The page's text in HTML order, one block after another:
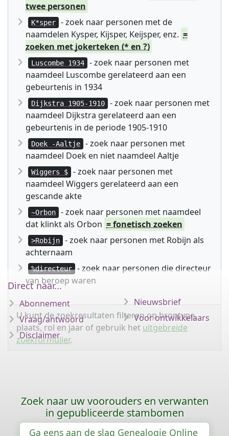
twee personen
K*sper
- zoek naar personen met de
naamdelen Kysper, Kijsper, Keijsper, enz. =
zoeken met jokerteken (* en ?)
Luscombe 1934
- zoek naar personen met
naamdeel Luscombe gerelateerd aan een
gebeurtenis in 1934
Dijkstra 1905-1910
- zoek naar personen met
naamdeel Dijkstra gerelateerd aan een
gebeurtenis in de periode 1905-1910
Doek -Aaltje
- zoek naar personen met
naamdeel Doek en niet naamdeel Aaltje
Wiggers $
- zoek naar personen met
naamdeel Wiggers gerelateerd aan een
gescande akte
~Orbon
- zoek naar personen met naamdeel
dat klinkt als Orbon = fonetisch zoeken
>Robijn
- zoek naar personen met Robijn als
achternaam
%directeur
- zoek naar personen die directeur
van beroep waren
U kunt de zoekresultaten filteren op brontype,
plaats, rol en jaar of gebruik het uitgebreide
zoekformulier.
Direct naar...
Abonnement
Vraag/antwoord
Disclaimer
Nieuwsbrief
Voor ontwikkelaars
Zoek naar uw voorouders en verwanten
in gepubliceerde stambomen
Ga eens aan de slag Genealogie Online